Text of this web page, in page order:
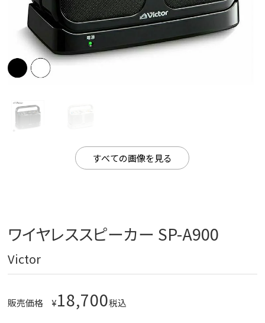
すべての画像を見る
ワイヤレススピーカー SP-A900
Victor
販売価格 ¥18,700税込